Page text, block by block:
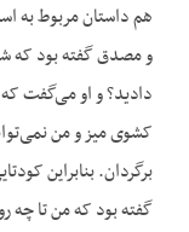
هم داستان مربوط به
و مصدق گفته بود که
دادید؟ و او می‌گفت
کشوی میز و من
برگردان. بنابراین
گفته بود که من تا چه